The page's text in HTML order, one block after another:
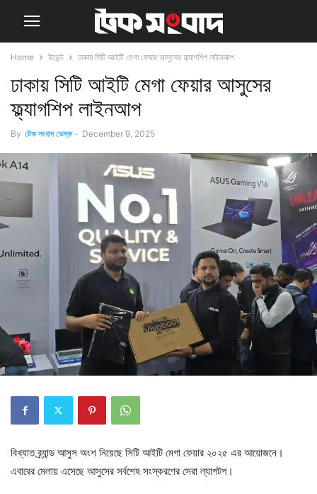
Home ইভেন্ট ঢাকায় সিটি আইটি মেগা ফেয়ার আসুসের ফ্ল্যাগশিপ লাইনআপ
ঢাকায় সিটি আইটি মেগা ফেয়ার আসুসের
ফ্ল্যাগশিপ লাইনআপ
By টেক সংবাদ ডেস্ক - December 9, 2025
বিখ্যাত ব্র্যান্ড আসুস অংশ নিয়েছে সিটি আইটি মেগা ফেয়ার ২০২৫ এর আয়োজনে।
এবারের মেলায় এসেছে আসুসের সর্বশেষ সংস্করণের সেরা ল্যাপটপ।